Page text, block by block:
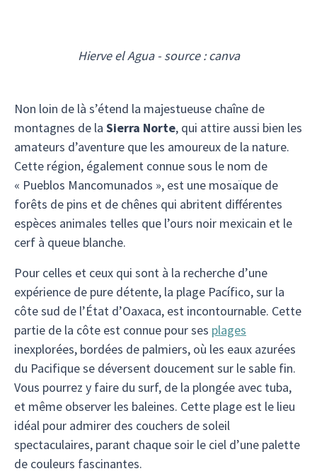
Hierve el Agua - source : canva
Non loin de là s’étend la majestueuse chaîne de
montagnes de la Sierra Norte, qui attire aussi bien les
amateurs d’aventure que les amoureux de la nature.
Cette région, également connue sous le nom de
« Pueblos Mancomunados », est une mosaïque de
forêts de pins et de chênes qui abritent différentes
espèces animales telles que l’ours noir mexicain et le
cerf à queue blanche.
Pour celles et ceux qui sont à la recherche d’une
expérience de pure détente, la plage Pacífico, sur la
côte sud de l’État d’Oaxaca, est incontournable. Cette
partie de la côte est connue pour ses plages
inexplorées, bordées de palmiers, où les eaux azurées
du Pacifique se déversent doucement sur le sable fin.
Vous pourrez y faire du surf, de la plongée avec tuba,
et même observer les baleines. Cette plage est le lieu
idéal pour admirer des couchers de soleil
spectaculaires, parant chaque soir le ciel d’une palette
de couleurs fascinantes.